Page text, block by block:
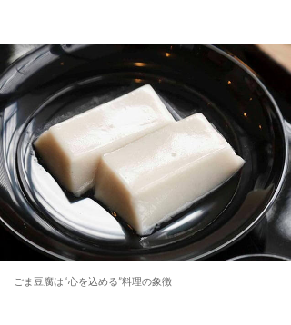
ごま豆腐は“心を込める”料理の象徴